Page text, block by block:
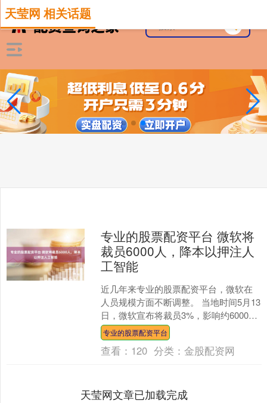
天莹网 相关话题
专业的股票配资平台 微软将
裁员6000人，降本以押注人
工智能
近几年来专业的股票配资平台，微软在
人员规模方面不断调整。 当地时间5月13
日，微软宣布将裁员3%，影响约6000
人，裁员范围覆盖各个级别、团队和地
区。 微软发....
专业的股票配资平台
查看： 120 分类：金股配资网
天莹网文章已加载完成